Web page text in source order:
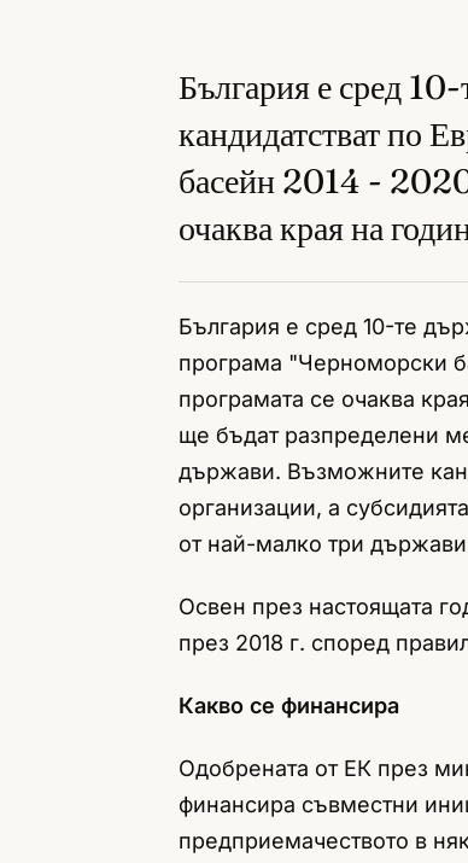
България е сред
кандидатстват по
басейн 2014 -
очаква края на
България е сред 10-те
програма "Черноморски
програмата се очаква
ще бъдат разпределени
държави. Възможните
организации, а
от най-малко три
Освен през настоящата
през 2018 г. според
Какво се финансира
Одобрената от ЕК през
финансира съвместни
предприемачеството в